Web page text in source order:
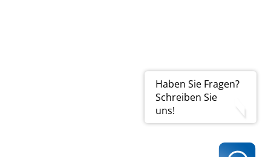
Haben Sie Fragen?
Schreiben Sie
uns!